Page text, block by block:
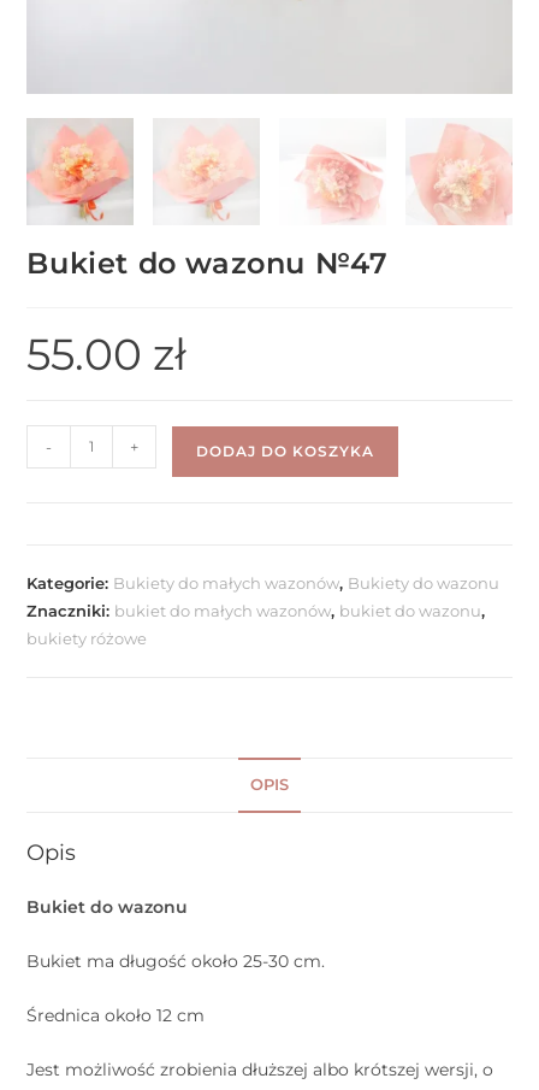
Bukiet do wazonu №47
55.00 zł
- + DODAJ DO KOSZYKA
Kategorie: Bukiety do małych wazonów, Bukiety do wazonu
Znaczniki: bukiet do małych wazonów, bukiet do wazonu,
bukiety różowe
OPIS
Opis
Bukiet do wazonu
Bukiet ma długość około 25-30 cm.
Średnica około 12 cm
Jest możliwość zrobienia dłuższej albo krótszej wersji, o